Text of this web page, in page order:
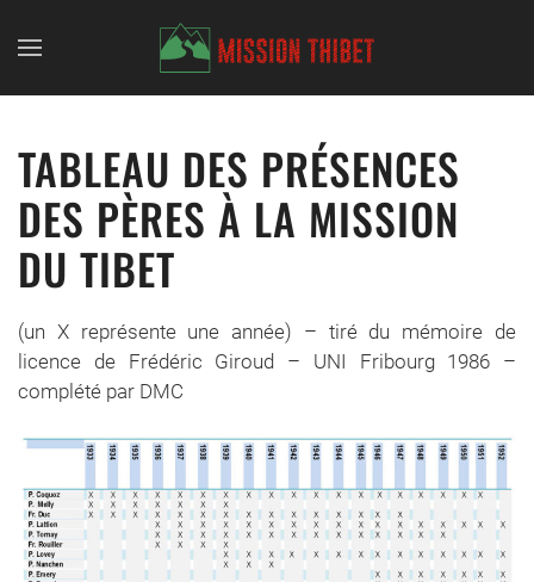
Skip to main content
TABLEAU DES PRÉSENCES
DES PÈRES À LA MISSION
DU TIBET
(un X représente une année) – tiré du mémoire de
licence de Frédéric Giroud – UNI Fribourg 1986 –
complété par DMC